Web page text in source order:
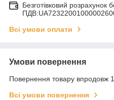
Безготівковий розрахунок
Всі умови оплати
Умови повернення
Повернення товару впродовж
Всі умови повернення